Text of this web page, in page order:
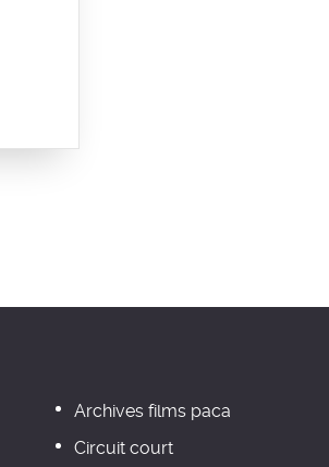
Archives films paca
Circuit court